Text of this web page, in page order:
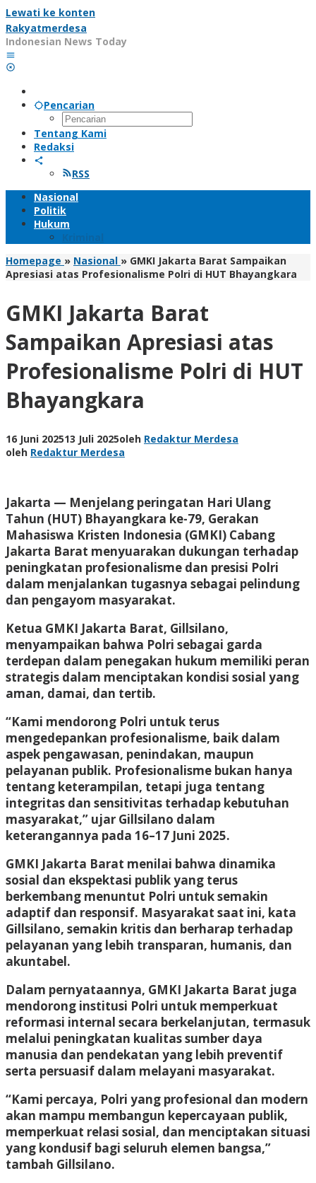
Lewati ke konten
Rakyatmerdesa
Indonesian News Today
Pencarian
Tentang Kami
Redaksi
RSS
Nasional
Politik
Hukum
Kriminal
Homepage » Nasional » GMKI Jakarta Barat Sampaikan
Apresiasi atas Profesionalisme Polri di HUT Bhayangkara
GMKI Jakarta Barat
Sampaikan Apresiasi atas
Profesionalisme Polri di HUT
Bhayangkara
16 Juni 202513 Juli 2025oleh Redaktur Merdesa
oleh Redaktur Merdesa
Jakarta — Menjelang peringatan Hari Ulang
Tahun (HUT) Bhayangkara ke-79, Gerakan
Mahasiswa Kristen Indonesia (GMKI) Cabang
Jakarta Barat menyuarakan dukungan terhadap
peningkatan profesionalisme dan presisi Polri
dalam menjalankan tugasnya sebagai pelindung
dan pengayom masyarakat.
Ketua GMKI Jakarta Barat, Gillsilano,
menyampaikan bahwa Polri sebagai garda
terdepan dalam penegakan hukum memiliki peran
strategis dalam menciptakan kondisi sosial yang
aman, damai, dan tertib.
“Kami mendorong Polri untuk terus
mengedepankan profesionalisme, baik dalam
aspek pengawasan, penindakan, maupun
pelayanan publik. Profesionalisme bukan hanya
tentang keterampilan, tetapi juga tentang
integritas dan sensitivitas terhadap kebutuhan
masyarakat,” ujar Gillsilano dalam
keterangannya pada 16–17 Juni 2025.
GMKI Jakarta Barat menilai bahwa dinamika
sosial dan ekspektasi publik yang terus
berkembang menuntut Polri untuk semakin
adaptif dan responsif. Masyarakat saat ini, kata
Gillsilano, semakin kritis dan berharap terhadap
pelayanan yang lebih transparan, humanis, dan
akuntabel.
Dalam pernyataannya, GMKI Jakarta Barat juga
mendorong institusi Polri untuk memperkuat
reformasi internal secara berkelanjutan, termasuk
melalui peningkatan kualitas sumber daya
manusia dan pendekatan yang lebih preventif
serta persuasif dalam melayani masyarakat.
“Kami percaya, Polri yang profesional dan modern
akan mampu membangun kepercayaan publik,
memperkuat relasi sosial, dan menciptakan situasi
yang kondusif bagi seluruh elemen bangsa,”
tambah Gillsilano.